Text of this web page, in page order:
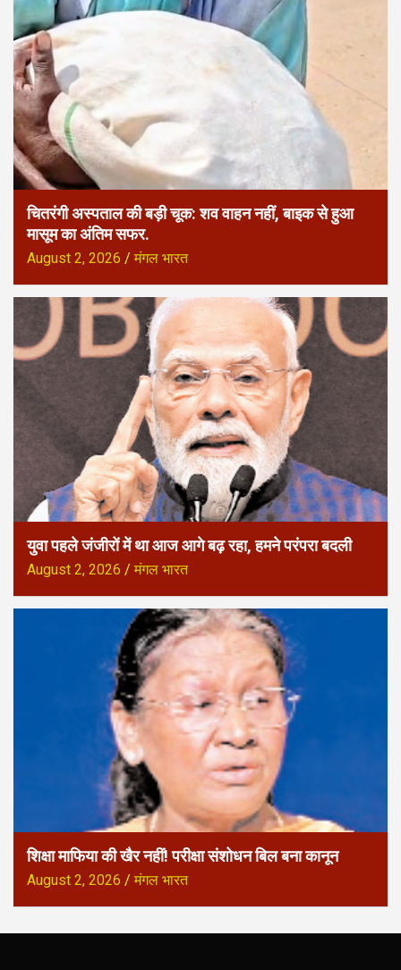
चितरंगी अस्पताल की बड़ी चूक: शव वाहन नहीं, बाइक से हुआ
मासूम का अंतिम सफर.
August 2, 2026 मंगल भारत
युवा पहले जंजीरों में था आज आगे बढ़ रहा, हमने परंपरा बदली
August 2, 2026 मंगल भारत
शिक्षा माफिया की खैर नहीं! परीक्षा संशोधन बिल बना कानून
August 2, 2026 मंगल भारत